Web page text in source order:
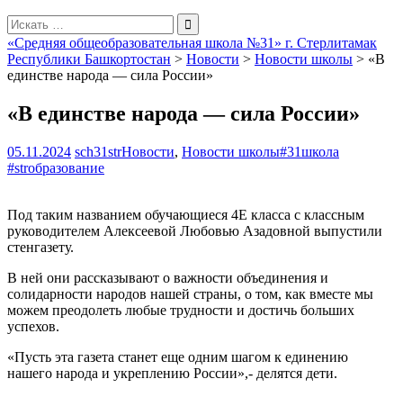
Поиск
для:
«Средняя общеобразовательная школа №31» г. Стерлитамак
Республики Башкортостан > Новости > Новости школы > «В
единстве народа — сила России»
«В единстве народа — сила России»
05.11.2024 sch31strНовости, Новости школы#31школа
#strобразование
Под таким названием обучающиеся 4Е класса с классным
руководителем Алексеевой Любовью Азадовной выпустили
стенгазету.
В ней они рассказывают о важности объединения и
солидарности народов нашей страны, о том, как вместе мы
можем преодолеть любые трудности и достичь больших
успехов.
«Пусть эта газета станет еще одним шагом к единению
нашего народа и укреплению России»,- делятся дети.